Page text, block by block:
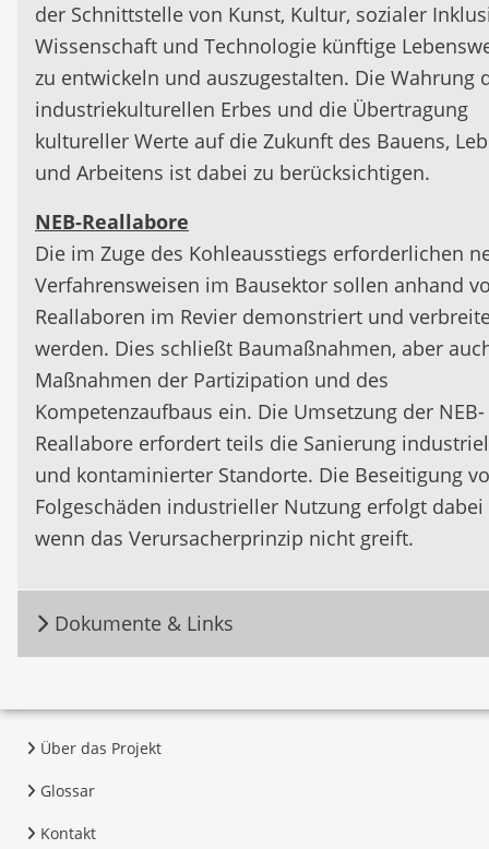
der Schnittstelle von Kunst, Kultur, sozialer
Wissenschaft und Technologie künftige
zu entwickeln und auszugestalten. Die Wahrung
industriekulturellen Erbes und die Übertragung
kultureller Werte auf die Zukunft des Bauens,
und Arbeitens ist dabei zu berücksichtigen.
NEB-Reallabore
Die im Zuge des Kohleausstiegs erforderlichen
Verfahrensweisen im Bausektor sollen anhand
Reallaboren im Revier demonstriert und
werden. Dies schließt Baumaßnahmen, aber
Maßnahmen der Partizipation und des
Kompetenzaufbaus ein. Die Umsetzung der NEB-
Reallabore erfordert teils die Sanierung
und kontaminierter Standorte. Die Beseitigung
Folgeschäden industrieller Nutzung erfolgt dabei
wenn das Verursacherprinzip nicht greift.
Dokumente & Links
Über das Projekt
Glossar
Kontakt